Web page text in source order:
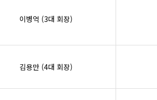
이병억 (3대 회장)
김용만 (4대 회장)